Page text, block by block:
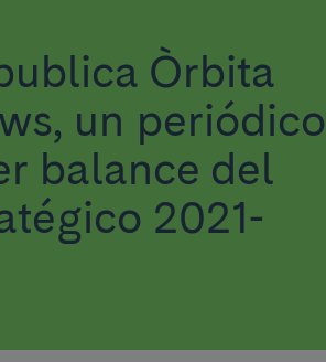
Òrbita
un periódico
balance del
2021-